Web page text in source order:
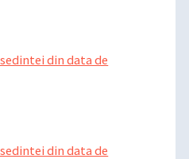
din data de
din data de